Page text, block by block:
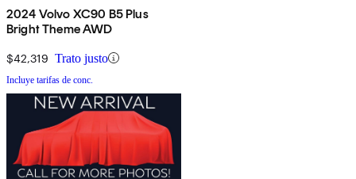
2024 Volvo XC90 B5 Plus
Bright Theme AWD
$42,319 Trato justo
Incluye tarifas de conc.